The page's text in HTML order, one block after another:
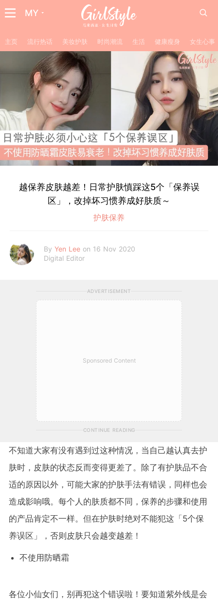
MY
主页 流行热话 美妆护肤 时尚潮流 生活 健康瘦身 女生心事
越保养皮肤越差！日常护肤慎踩这5个「保养误
区」，改掉坏习惯养成好肤质～
护肤保养
By Yen Lee on 16 Nov 2020
Digital Editor
ADVERTISEMENT
Sponsored Content
CONTINUE READING
不知道大家有没有遇到过这种情况，当自己越认真去护
肤时，皮肤的状态反而变得更差了。除了有护肤品不合
适的原因以外，可能大家的护肤手法有错误，同样也会
造成影响哦。每个人的肤质都不同，保养的步骤和使用
的产品肯定不一样。但在护肤时绝对不能犯这「5个保
养误区」，否则皮肤只会越变越差！
不使用防晒霜
各位小仙女们，别再犯这个错误啦！要知道紫外线是会